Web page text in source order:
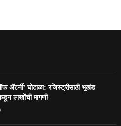
ॲटर्नी’ घोटाळा; रजिस्ट्रीसाठी भूखंड
लाखोंची मागणी